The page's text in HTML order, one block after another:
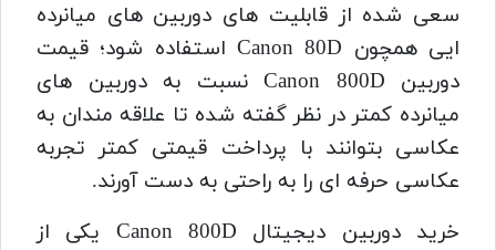
سعی شده از قابلیت های دوربین های میانرده
ایی همچون Canon 80D استفاده شود؛ قیمت
دوربین Canon 800D نسبت به دوربین های
میانرده کمتر در نظر گفته شده تا علاقه مندان به
عکاسی بتوانند با پرداخت قیمتی کمتر تجربه
عکاسی حرفه ای را به راحتی به دست آورند.
خرید دوربین دیجیتال Canon 800D یکی از